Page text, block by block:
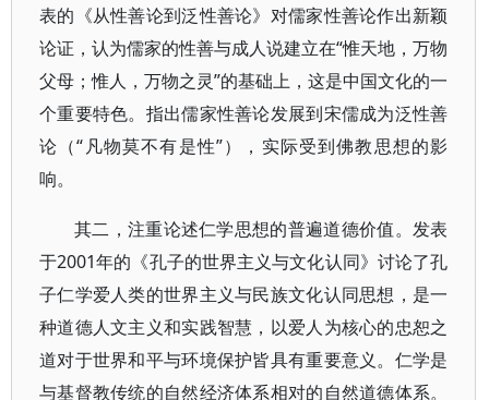
表的《从性善论到泛性善论》对儒家性善论作出新颖
论证，认为儒家的性善与成人说建立在“惟天地，万物
父母；惟人，万物之灵”的基础上，这是中国文化的一
个重要特色。指出儒家性善论发展到宋儒成为泛性善
论（“凡物莫不有是性”），实际受到佛教思想的影
响。
其二，注重论述仁学思想的普遍道德价值。发表
于2001年的《孔子的世界主义与文化认同》讨论了孔
子仁学爱人类的世界主义与民族文化认同思想，是一
种道德人文主义和实践智慧，以爱人为核心的忠恕之
道对于世界和平与环境保护皆具有重要意义。仁学是
与基督教传统的自然经济体系相对的自然道德体系。